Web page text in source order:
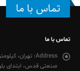
تماس با ما
تماس با ما
Address:
صنعتی قدس، ابتدای